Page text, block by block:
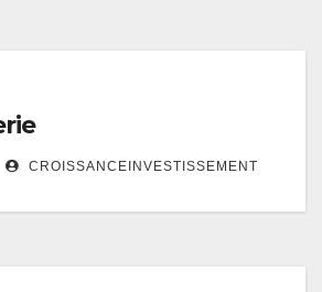
CROISSANCEINVESTISSEMENT